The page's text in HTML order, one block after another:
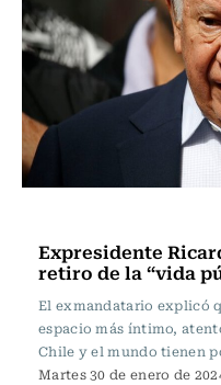
Expresidente
retiro de la “vida
El exmandatario explicó
espacio más íntimo,
Chile y el mundo tienen
Martes 30 de enero de